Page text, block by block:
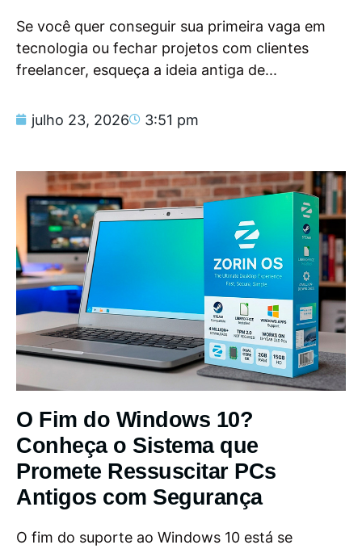
Se você quer conseguir sua primeira vaga em
tecnologia ou fechar projetos com clientes
freelancer, esqueça a ideia antiga de...
julho 23, 2026 3:51 pm
O Fim do Windows 10?
Conheça o Sistema que
Promete Ressuscitar PCs
Antigos com Segurança
O fim do suporte ao Windows 10 está se